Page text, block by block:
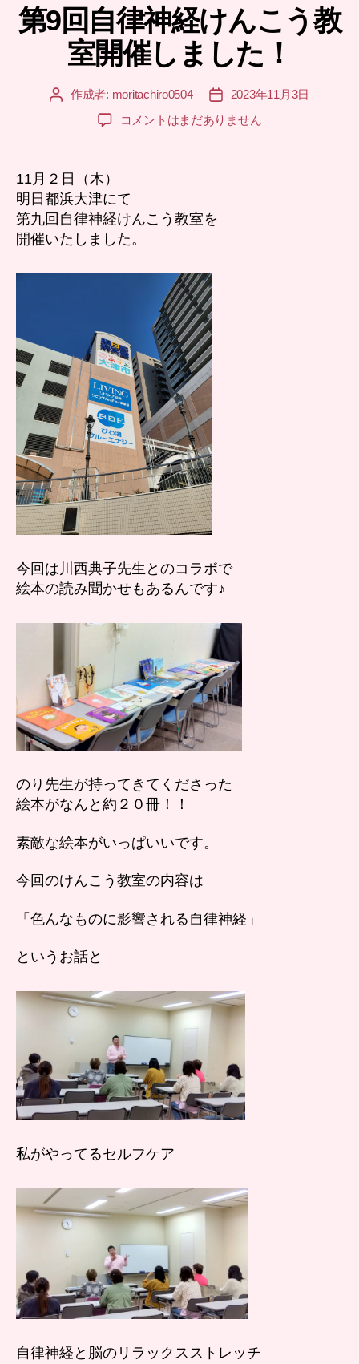
ゴ
リ
ー
第9回自律神経けんこう教
室開催しました！
投 作成者: moritachiro0504
投
稿
日
2023年11月3日
第
神
経
け
こ
開
催
し
ま
し
た！
の
コメントはまだありません
11月２日（木）
明日都浜大津にて
第九回自律神経けんこう教室を
開催いたしました。
今回は川西典子先生とのコラボで
絵本の読み聞かせもあるんです♪
のり先生が持ってきてくださった
絵本がなんと約２０冊！！
素敵な絵本がいっぱいいです。
今回のけんこう教室の内容は
「色んなものに影響される自律神経」
というお話と
私がやってるセルフケア
自律神経と脳のリラックスストレッチ